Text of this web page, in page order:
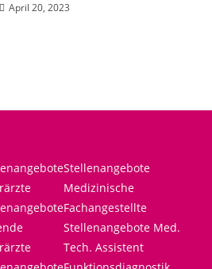
April 20, 2023
Stellenangebote
Medizinische
Fachangestellte
Stellenangebote Med.
Tech. Assistent